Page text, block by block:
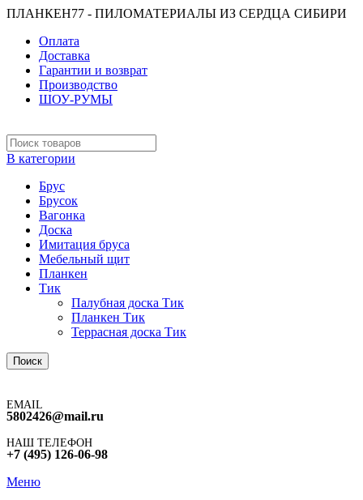
ПЛАНКЕН77 - ПИЛОМАТЕРИАЛЫ ИЗ СЕРДЦА СИБИРИ
Оплата
Доставка
Гарантии и возврат
Производство
ШОУ-РУМЫ
В категории
Брус
Брусок
Вагонка
Доска
Имитация бруса
Мебельный щит
Планкен
Тик
Палубная доска Тик
Планкен Тик
Террасная доска Тик
Поиск
EMAIL
5802426@mail.ru
НАШ ТЕЛЕФОН
+7 (495) 126-06-98
Меню